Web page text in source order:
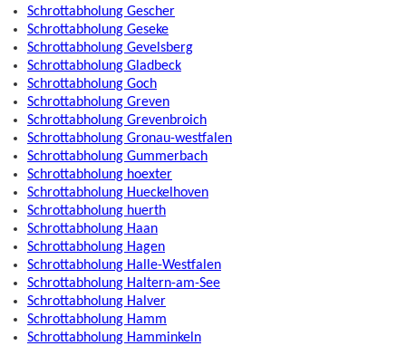
Schrottabholung Gescher
Schrottabholung Geseke
Schrottabholung Gevelsberg
Schrottabholung Gladbeck
Schrottabholung Goch
Schrottabholung Greven
Schrottabholung Grevenbroich
Schrottabholung Gronau-westfalen
Schrottabholung Gummerbach
Schrottabholung hoexter
Schrottabholung Hueckelhoven
Schrottabholung huerth
Schrottabholung Haan
Schrottabholung Hagen
Schrottabholung Halle-Westfalen
Schrottabholung Haltern-am-See
Schrottabholung Halver
Schrottabholung Hamm
Schrottabholung Hamminkeln